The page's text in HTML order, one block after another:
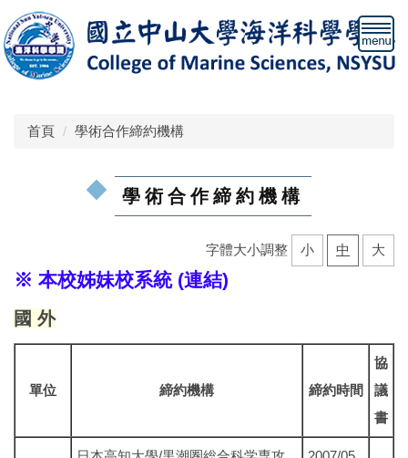
跳
到
主
要
首頁 學術合作締約機構
學術合作締約機構
字體大小調整 小 中 大
※ 本校姊妹校系統 (連結)
國 外
單位 締約機構 締約時間
協
議
書